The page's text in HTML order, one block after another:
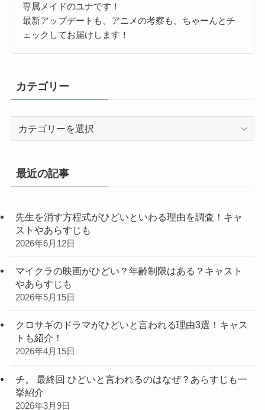
専属メイドのユナです！
最新アップデートも、アニメの考察も、ちゃーんとチ
ェックしてお届けします！
カテゴリー
リ
最近の記事
先生を消す方程式がひどいといわる理由を調査！キャ
ストやあらすじも
2026年6月12日
マイクラの映画がひどい？年齢制限はある？キャスト
やあらすじも
2026年5月15日
クロサギのドラマがひどいと言われる理由3選！キャス
トも紹介！
2026年4月15日
チ。 最終回 ひどいと言われるのはなぜ？あらすじも一
挙紹介
2026年3月9日